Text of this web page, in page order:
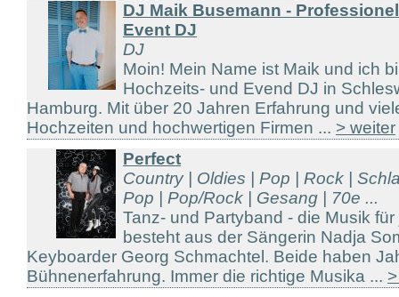
DJ Maik Busemann -
Event DJ
DJ
Moin! Mein Name ist Maik und ich
Hochzeits- und Evend DJ in
Hamburg. Mit über 20 Jahren Erfahrung und
Hochzeiten und hochwertigen Firmen ... > weiter
Perfect
Country | Oldies | Pop | Rock |
Pop | Pop/Rock | Gesang | 70e ...
Tanz- und Partyband - die Musik
besteht aus der Sängerin Nadja
Keyboarder Georg Schmachtel. Beide haben
Bühnenerfahrung. Immer die richtige Musika ...